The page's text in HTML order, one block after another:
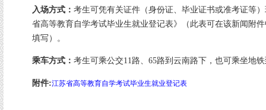
入场方式： 考生可凭有关证件（身份证、毕业证书或准考证等
省高等教育自学考试毕业生就业登记表》（此表可在该新闻附
填写）。
乘车方式： 考生可乘公交11路、65路到云南路下，也可乘坐地
附件:江苏省高等教育自学考试毕业生就业登记表